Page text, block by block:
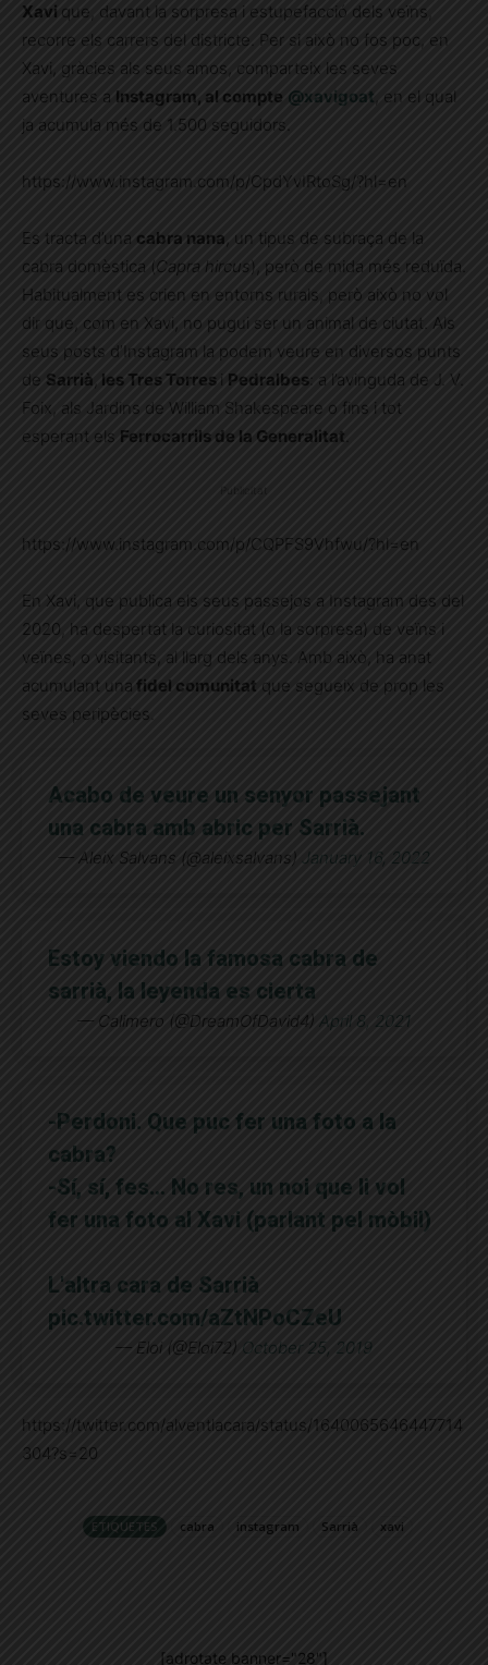
Xavi que, davant la sorpresa i estupefacció dels veïns,
recorre els carrers del districte. Per si això no fos poc, en
Xavi, gràcies als seus amos, comparteix les seves
aventures a Instagram, al compte @xavigoat , en el qual
ja acumula més de 1.500 seguidors.
https://www.instagram.com/p/CpdYvIRtoSg/?hl=en
Es tracta d’una cabra nana, un tipus de subraça de la
cabra domèstica ( Capra hircus ), però de mida més reduïda.
Habitualment es crien en entorns rurals, però això no vol
dir que, com en Xavi, no pugui ser un animal de ciutat. Als
seus posts d’Instagram la podem veure en diversos punts
de Sarrià les Tres Torres Pedralbes: a l’avinguda de J. V.
Foix, als Jardins de William Shakespeare o fins i tot
esperant els Ferrocarrils de la Generalitat.
https://www.instagram.com/p/CQPFS9Vhfwu/?hl=en
En Xavi, que publica els seus passejos a Instagram des del
2020, ha despertat la curiositat (o la sorpresa) de veïns i
veïnes, o visitants, al llarg dels anys. Amb això, ha anat
acumulant una fidel comunitat que segueix de prop les
seves peripècies.
Acabo de veure un senyor passejant
una cabra amb abric per Sarrià.
— Aleix Salvans (@aleixsalvans) January 16, 2022
Estoy viendo la famosa cabra de
sarrià, la leyenda es cierta
— Calimero (@DreamOfDavid4) April 8, 2021
-Perdoni. Que puc fer una foto a la
cabra?
-Sí, sí, fes… No res, un noi que li vol
fer una foto al Xavi (parlant pel mòbil)
L'altra cara de Sarrià
pic.twitter.com/aZtNPoCZeU
— Eloi (@Eloi72) October 25, 2019
https://twitter.com/alventlacara/status/1640065646447714
304?s=20
ETIQUETES cabra instagram Sarrià xavi
[adrotate banner="28"]